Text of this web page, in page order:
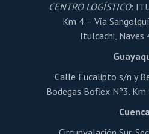
CENTRO LOGÍSTICO:
Km 4 – Vía
Itulcachi,
Calle Eucalipto s/n y
Bodegas Boflex Nº3.